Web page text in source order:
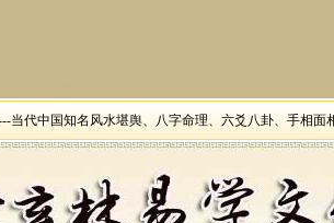
当代中国知名风水堪舆、八字命理、六爻八卦、手相